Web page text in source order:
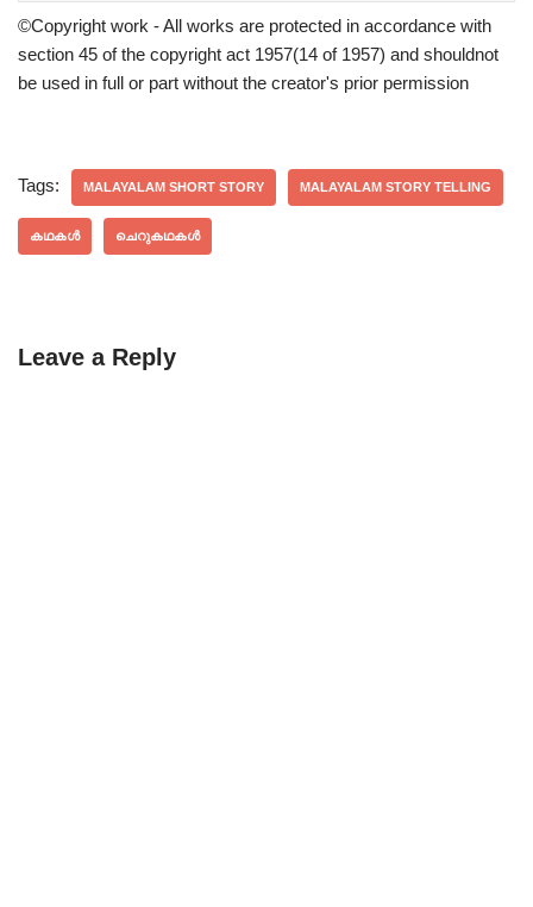
©Copyright work - All works are protected in accordance with
section 45 of the copyright act 1957(14 of 1957) and shouldnot
be used in full or part without the creator's prior permission
Tags: MALAYALAM SHORT STORY MALAYALAM STORY TELLING
കഥകൾ ചെറുകഥകൾ
Leave a Reply